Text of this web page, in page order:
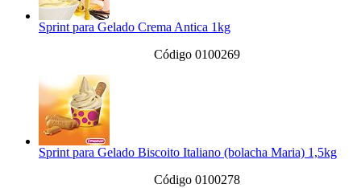
Sprint para Gelado Crema Antica 1kg
Código 0100269
Sprint para Gelado Biscoito Italiano (bolacha Maria) 1,5kg
Código 0100278